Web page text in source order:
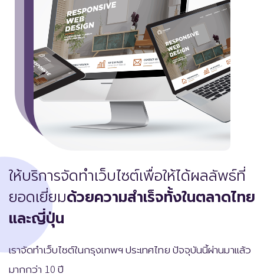
ให้บริการจัดทำเว็บไซต์เพื่อให้ได้ผลลัพธ์ที่
ยอดเยี่ยมด้วยความสำเร็จทั้งในตลาดไทย
และญี่ปุ่น
เราจัดทำเว็บไซต์ในกรุงเทพฯ ประเทศไทย ปัจจุบันนี้ผ่านมาแล้ว
มากกว่า 10 ปี